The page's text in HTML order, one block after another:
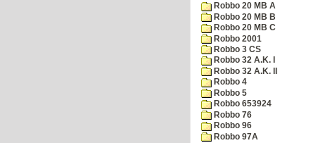
Robbo 20 MB A
Robbo 20 MB B
Robbo 20 MB C
Robbo 2001
Robbo 3 CS
Robbo 32 A.K. I
Robbo 32 A.K. II
Robbo 4
Robbo 5
Robbo 653924
Robbo 76
Robbo 96
Robbo 97A